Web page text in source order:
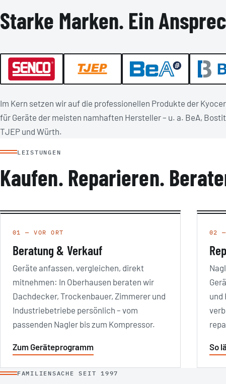
Starke Marken. Ein
Im Kern setzen wir auf die professionellen Produkte der
für Geräte der meisten namhaften Hersteller – u. a. BeA,
TJEP und Würth.
LEISTUNGEN
Kaufen. Reparieren.
01 — VOR ORT
Beratung & Verkauf
Geräte anfassen, vergleichen, direkt
mitnehmen: In Oberhausen beraten wir
Dachdecker, Trockenbauer, Zimmerer und
Industriebetriebe persönlich – vom
passenden Nagler bis zum Kompressor.
Zum Geräteprogramm
02 —
und
So
FAMILIENSACHE SEIT 1997